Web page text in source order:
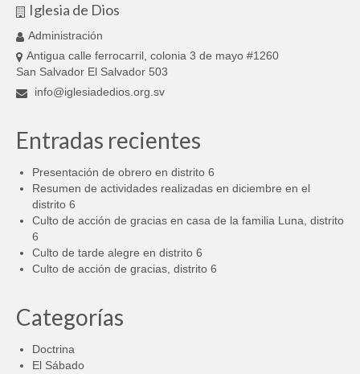
Iglesia de Dios
Administración
Antigua calle ferrocarril, colonia 3 de mayo #1260
San Salvador El Salvador 503
info@iglesiadedios.org.sv
Entradas recientes
Presentación de obrero en distrito 6
Resumen de actividades realizadas en diciembre en el
distrito 6
Culto de acción de gracias en casa de la familia Luna, distrito
6
Culto de tarde alegre en distrito 6
Culto de acción de gracias, distrito 6
Categorías
Doctrina
El Sábado